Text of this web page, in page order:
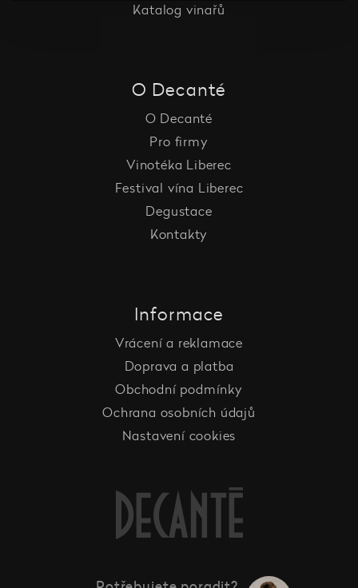
Katalog vinařů
O Decanté
O Decanté
Pro firmy
Vinotéka Liberec
Festival vína Liberec
Degustace
Kontakty
Informace
Vrácení a reklamace
Doprava a platba
Obchodní podmínky
Ochrana osobních údajů
Nastavení cookies